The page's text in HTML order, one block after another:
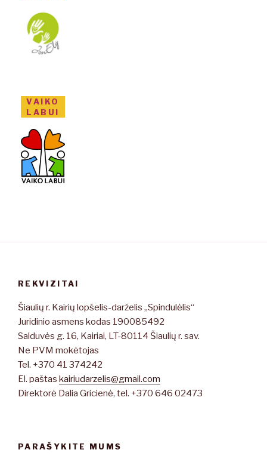
VAIKO
LABUI
REKVIZITAI
Šiaulių r. Kairių lopšelis-darželis „Spindulėlis“
Juridinio asmens kodas 190085492
Salduvės g. 16, Kairiai, LT-80114 Šiaulių r. sav.
Ne PVM mokėtojas
Tel. +370 41 374242
El. paštas kairiudarzelis@gmail.com
Direktorė Dalia Gricienė, tel. +370 646 02473
PARAŠYKITE MUMS